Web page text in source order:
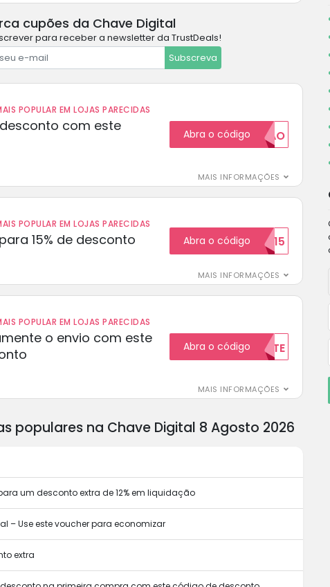
cupões da Chave Digital
para receber a newsletter da TrustDeals!
Subscreva
POPULAR EM LOJAS PARECIDAS
com este
MAIS INFORMAÇÕES
Abra o código20CUPAO
POPULAR EM LOJAS PARECIDAS
15% de desconto
MAIS INFORMAÇÕES
Abra o códigoRECEBER15
POPULAR EM LOJAS PARECIDAS
o envio com este
MAIS INFORMAÇÕES
Abra o código
GRATUITAMENTE
populares na Chave Digital 8 Agosto 2026
um desconto extra de 12% em liquidação
– Use este voucher para economizar
extra